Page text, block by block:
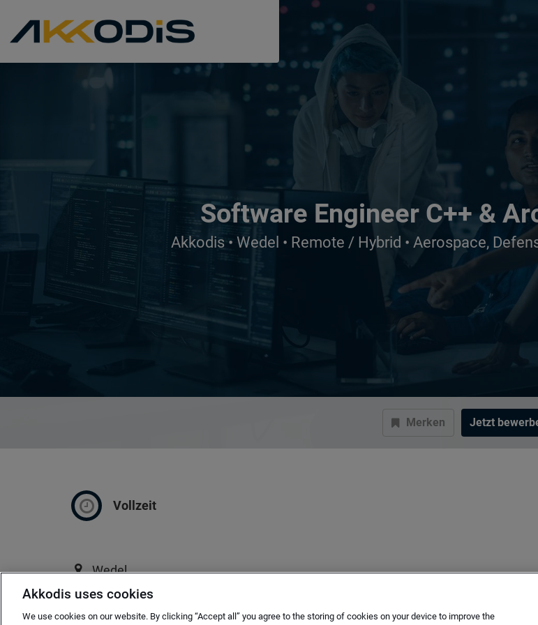
Software Engineer C++ &
Akkodis • Wedel • Remote / Hybrid • Aerospace,
Merken Jetzt
Vollzeit
Wedel
ab sofort
Akkodis uses cookies
We use cookies on our website. By clicking “Accept all” you agree to the storing of cookies on your device to improve the